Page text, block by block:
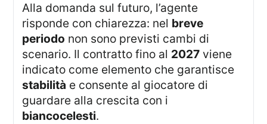
Alla domanda sul futuro, l’agente
risponde con chiarezza: nel breve
periodo non sono previsti cambi di
scenario. Il contratto fino al 2027 viene
indicato come elemento che garantisce
stabilità e consente al giocatore di
guardare alla crescita con i
biancocelesti.